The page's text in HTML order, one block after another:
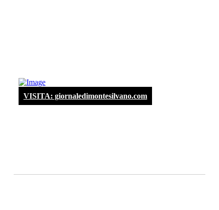
VISITA: giornaledimontesilvano.com